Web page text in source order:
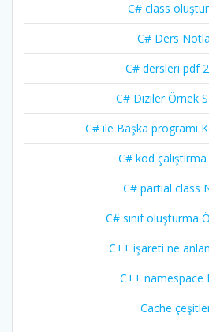
C# class
C# Ders
C# dersleri pdf
C# Diziler Örnek
C# ile Başka programı
C# kod
C# partial class
C# sınıf oluşturma
C++ işareti ne
C++ namespace
Cache